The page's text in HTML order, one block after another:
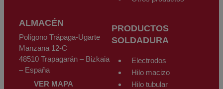
ALMACÉN
Polígono Trápaga-Ugarte
Manzana 12-C
48510 Trapagarán – Bizkaia
– España
VER MAPA
PRODUCTOS
SOLDADURA
Electrodos
Hilo macizo
Hilo tubular